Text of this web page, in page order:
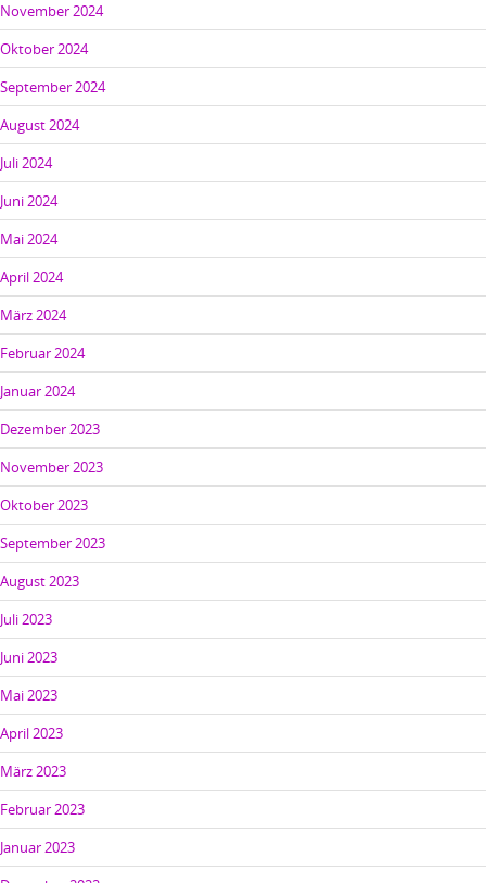
November 2024
Oktober 2024
September 2024
August 2024
Juli 2024
Juni 2024
Mai 2024
April 2024
März 2024
Februar 2024
Januar 2024
Dezember 2023
November 2023
Oktober 2023
September 2023
August 2023
Juli 2023
Juni 2023
Mai 2023
April 2023
März 2023
Februar 2023
Januar 2023